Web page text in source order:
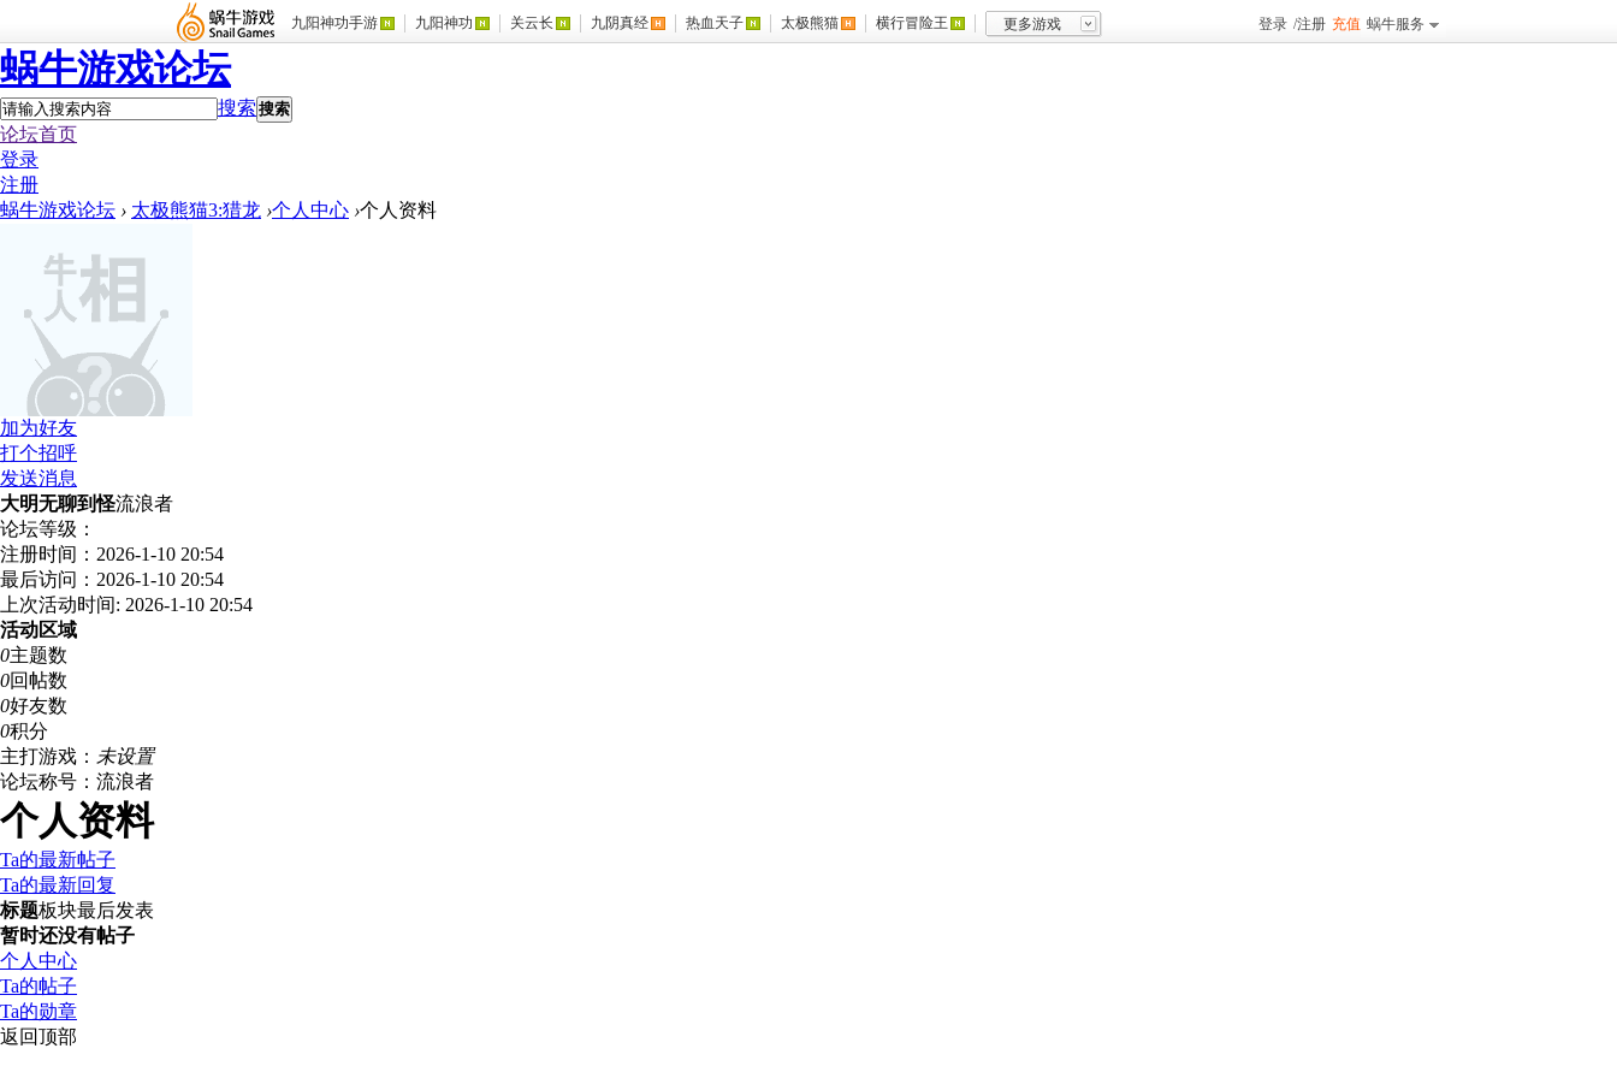
九阳神功手游 九阳神功 关云长 九阴真经 热血天子 太极熊猫 横行冒险王 更多游戏 登录 /注册 充值 蜗牛服务
蜗牛游戏论坛
搜索 搜索
论坛首页
登录
注册
蜗牛游戏论坛 › 太极熊猫3:猎龙 ›个人中心 ›个人资料
加为好友
打个招呼
发送消息
大明无聊到怪流浪者
论坛等级：
注册时间：2026-1-10 20:54
最后访问：2026-1-10 20:54
上次活动时间: 2026-1-10 20:54
活动区域
0主题数
0回帖数
0好友数
0积分
主打游戏： 未设置
论坛称号：流浪者
个人资料
Ta的最新帖子
Ta的最新回复
标题板块最后发表
暂时还没有帖子
个人中心
Ta的帖子
Ta的勋章
返回顶部